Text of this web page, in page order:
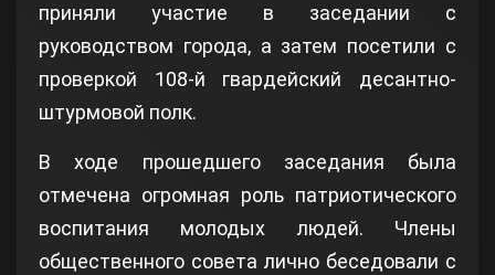
приняли участие в заседании с
руководством города, а затем посетили с
проверкой 108-й гвардейский десантно-
штурмовой полк.
В ходе прошедшего заседания была
отмечена огромная роль патриотического
воспитания молодых людей. Члены
общественного совета лично беседовали с